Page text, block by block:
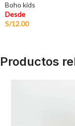
Boho kids
Desde
S/12.00
Productos